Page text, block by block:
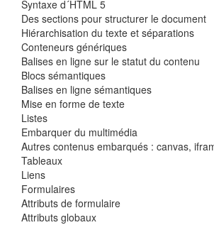
Syntaxe d´HTML 5
Des sections pour structurer le document
Hiérarchisation du texte et séparations
Conteneurs génériques
Balises en ligne sur le statut du contenu
Blocs sémantiques
Balises en ligne sémantiques
Mise en forme de texte
Listes
Embarquer du multimédia
Autres contenus embarqués : canvas,
Tableaux
Liens
Formulaires
Attributs de formulaire
Attributs globaux